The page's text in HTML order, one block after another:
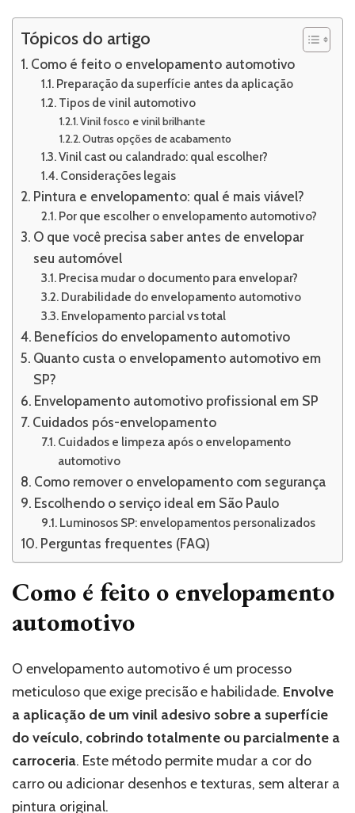
Tópicos do artigo
Como é feito o envelopamento automotivo
Preparação da superfície antes da aplicação
Tipos de vinil automotivo
Vinil fosco e vinil brilhante
Outras opções de acabamento
Vinil cast ou calandrado: qual escolher?
Considerações legais
Pintura e envelopamento: qual é mais viável?
Por que escolher o envelopamento automotivo?
O que você precisa saber antes de envelopar
seu automóvel
Precisa mudar o documento para envelopar?
Durabilidade do envelopamento automotivo
Envelopamento parcial vs total
Benefícios do envelopamento automotivo
Quanto custa o envelopamento automotivo em
SP?
Envelopamento automotivo profissional em SP
Cuidados pós-envelopamento
Cuidados e limpeza após o envelopamento
automotivo
Como remover o envelopamento com segurança
Escolhendo o serviço ideal em São Paulo
Luminosos SP: envelopamentos personalizados
Perguntas frequentes (FAQ)
Como é feito o envelopamento
automotivo
O envelopamento automotivo é um processo
meticuloso que exige precisão e habilidade. Envolve
a aplicação de um vinil adesivo sobre a superfície
do veículo, cobrindo totalmente ou parcialmente a
carroceria. Este método permite mudar a cor do
carro ou adicionar desenhos e texturas, sem alterar a
pintura original.